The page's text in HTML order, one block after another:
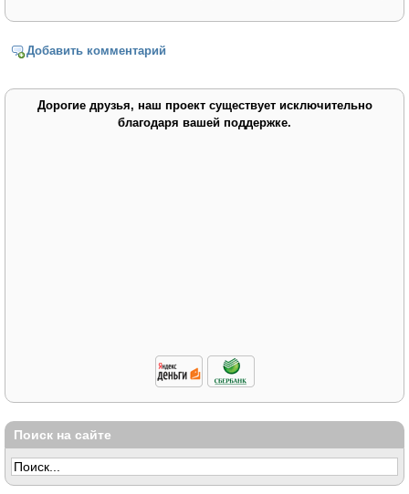
Добавить комментарий
Дорогие друзья, наш проект существует исключительно
благодаря вашей поддержке.
Поиск на сайте